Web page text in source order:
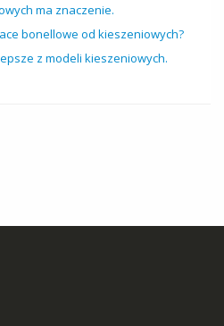
ma znaczenie.
bonellowe od kieszeniowych?
z modeli kieszeniowych.